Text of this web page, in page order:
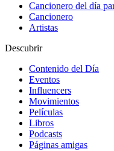
Cancionero del día
Cancionero
Artistas
Descubrir
Contenido del Día
Eventos
Influencers
Movimientos
Películas
Libros
Podcasts
Páginas amigas